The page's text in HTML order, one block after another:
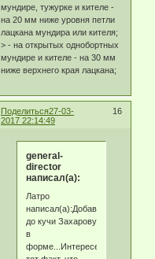
мундире, тужурке и кителе -
на 20 мм ниже уровня петли
лацкана мундира или кителя;
> - на открытых однобортных
мундире и кителе - на 30 мм
ниже верхнего края лацкана;
Поделиться 16
27-03-
2017 22:14:49
general-
director
написал(а):
Латро
написал(а):Добавлю
до кучи Захарову
в
форме...Интересен